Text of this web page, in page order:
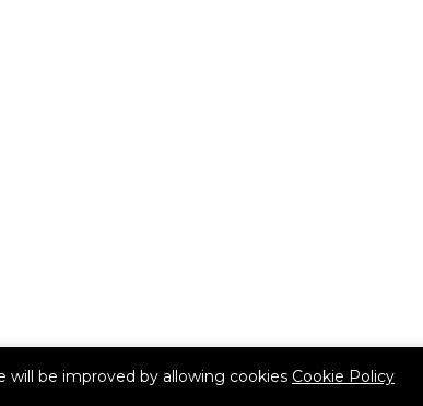
will be improved by allowing cookies Cookie Policy